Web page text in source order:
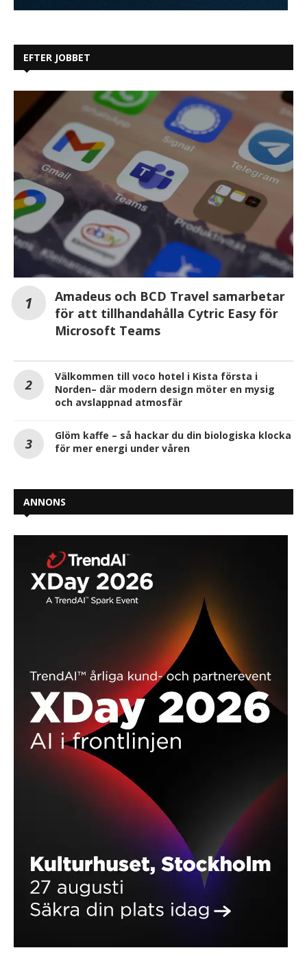
EFTER JOBBET
Amadeus och BCD Travel samarbetar
för att tillhandahålla Cytric Easy för
Microsoft Teams
Välkommen till voco hotel i Kista första i
Norden– där modern design möter en mysig
och avslappnad atmosfär
Glöm kaffe – så hackar du din biologiska klocka
för mer energi under våren
ANNONS